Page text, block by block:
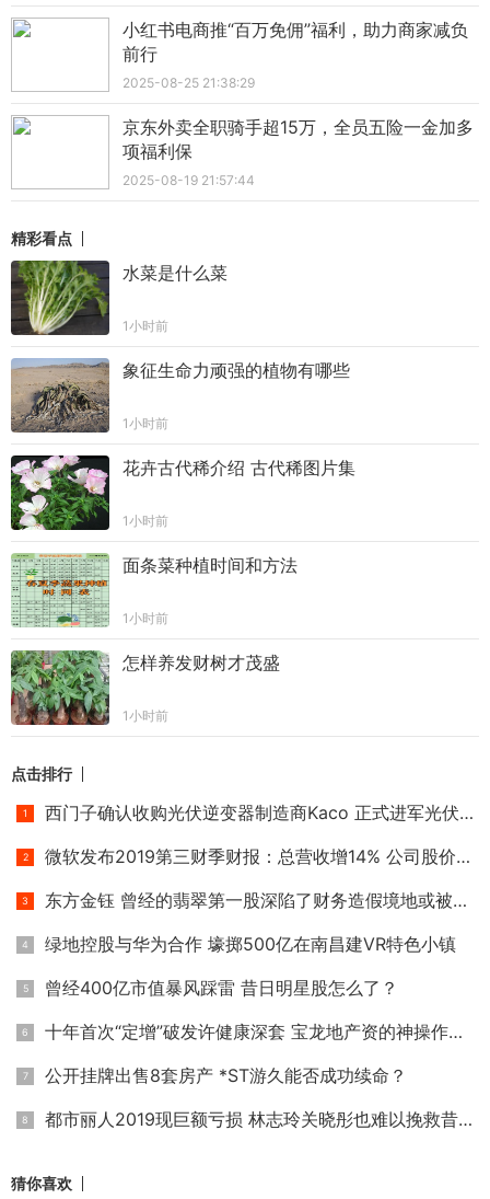
小红书电商推“百万免佣”福利，助力商家减负
前行
2025-08-25 21:38:29
京东外卖全职骑手超15万，全员五险一金加多
项福利保
2025-08-19 21:57:44
精彩看点
水菜是什么菜
1小时前
象征生命力顽强的植物有哪些
1小时前
花卉古代稀介绍 古代稀图片集
1小时前
面条菜种植时间和方法
1小时前
怎样养发财树才茂盛
1小时前
点击排行
西门子确认收购光伏逆变器制造商Kaco 正式进军光伏家用储能市
微软发布2019第三财季财报：总营收增14% 公司股价狂涨市值破万
东方金钰 曾经的翡翠第一股深陷了财务造假境地或被退市
绿地控股与华为合作 壕掷500亿在南昌建VR特色小镇
曾经400亿市值暴风踩雷 昔日明星股怎么了？
十年首次“定增”破发许健康深套 宝龙地产资的神操作让资本饥
公开挂牌出售8套房产 *ST游久能否成功续命？
都市丽人2019现巨额亏损 林志玲关晓彤也难以挽救昔日内衣一姐
猜你喜欢